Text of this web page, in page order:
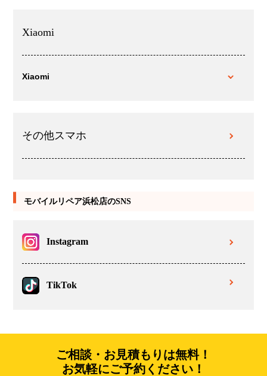
Xiaomi
Xiaomi
その他スマホ
モバイルリペア浜松店のSNS
Instagram
TikTok
ご相談・お見積もりは無料！
お気軽にご予約ください！